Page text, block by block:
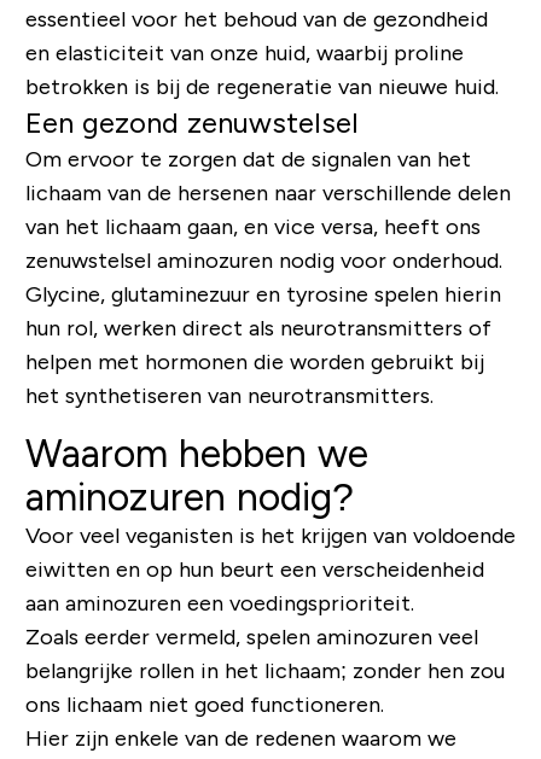
essentieel voor het behoud van de gezondheid
en elasticiteit van onze huid, waarbij proline
betrokken is bij de regeneratie van nieuwe huid.
Een gezond zenuwstelsel
Om ervoor te zorgen dat de signalen van het
lichaam van de hersenen naar verschillende delen
van het lichaam gaan, en vice versa, heeft ons
zenuwstelsel aminozuren nodig voor onderhoud.
Glycine, glutaminezuur en tyrosine spelen hierin
hun rol, werken direct als neurotransmitters of
helpen met hormonen die worden gebruikt bij
het synthetiseren van neurotransmitters.
Waarom hebben we
aminozuren nodig?
Voor veel veganisten is het krijgen van voldoende
eiwitten en op hun beurt een verscheidenheid
aan aminozuren een voedingsprioriteit.
Zoals eerder vermeld, spelen aminozuren veel
belangrijke rollen in het lichaam; zonder hen zou
ons lichaam niet goed functioneren.
Hier zijn enkele van de redenen waarom we